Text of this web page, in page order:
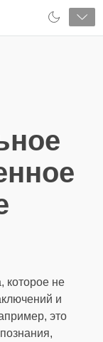
которое не
и
это